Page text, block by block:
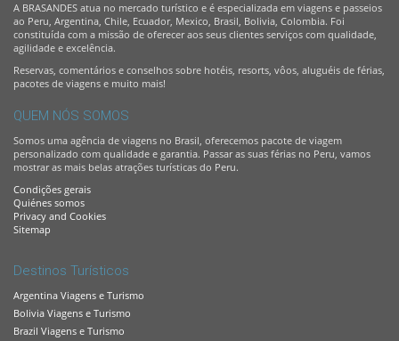
A BRASANDES atua no mercado turístico e é especializada em viagens e passeios
ao Peru, Argentina, Chile, Ecuador, Mexico, Brasil, Bolivia, Colombia. Foi
constituída com a missão de oferecer aos seus clientes serviços com qualidade,
agilidade e excelência.
Reservas, comentários e conselhos sobre hotéis, resorts, vôos, aluguéis de férias,
pacotes de viagens e muito mais!
QUEM NÓS SOMOS
Somos uma agência de viagens no Brasil, oferecemos pacote de viagem
personalizado com qualidade e garantia. Passar as suas férias no Peru, vamos
mostrar as mais belas atrações turísticas do Peru.
Condições gerais
Quiénes somos
Privacy and Cookies
Sitemap
Destinos Turísticos
Argentina Viagens e Turismo
Bolivia Viagens e Turismo
Brazil Viagens e Turismo